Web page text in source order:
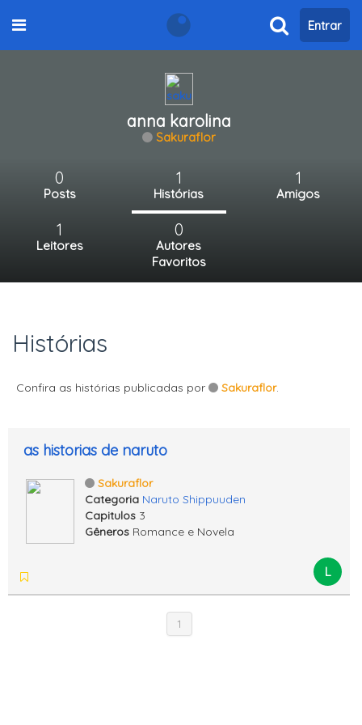
Entrar
anna karolina
Sakuraflor
0
Posts
1
Histórias
1
Amigos
1
Leitores
0
Autores
Favoritos
Histórias
Confira as histórias publicadas por Sakuraflor.
as historias de naruto
Sakuraflor
Categoria Naruto Shippuuden
Capitulos 3
Gêneros Romance e Novela
L
1